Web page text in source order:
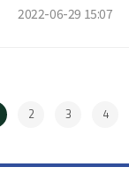
2022-06-29 15:07
2 3 4